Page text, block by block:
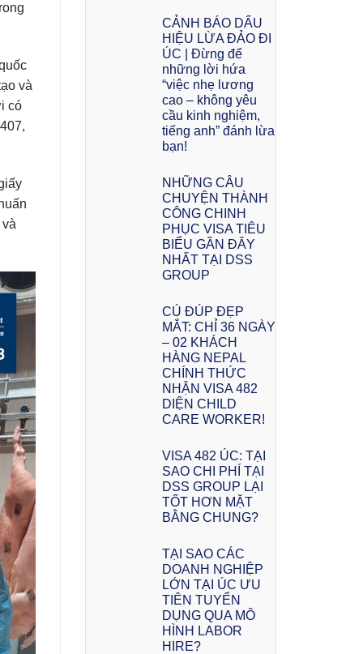
và
có
CẢNH BÁO DẤU
HIỆU LỪA ĐẢO ĐI
ÚC | Đừng để
những lời hứa
“việc nhẹ lương
cao – không yêu
cầu kinh nghiệm,
tiếng anh” đánh lừa
bạn!
NHỮNG CÂU
CHUYỆN THÀNH
CÔNG CHINH
PHỤC VISA TIÊU
BIỂU GẦN ĐÂY
NHẤT TẠI DSS
GROUP
CÚ ĐÚP ĐẸP
MẮT: CHỈ 36 NGÀY
– 02 KHÁCH
HÀNG NEPAL
CHÍNH THỨC
NHẬN VISA 482
DIỆN CHILD
CARE WORKER!
VISA 482 ÚC: TẠI
SAO CHI PHÍ TẠI
DSS GROUP LẠI
TỐT HƠN MẶT
BẰNG CHUNG?
TẠI SAO CÁC
DOANH NGHIỆP
LỚN TẠI ÚC ƯU
TIÊN TUYỂN
DỤNG QUA MÔ
HÌNH LABOR
HIRE?